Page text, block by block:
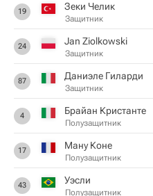
19 Зеки Челик
Защитник
24 Jan Ziolkowski
Защитник
87 Даниэле Гиларди
Защитник
4 Брайан Кристанте
Полузащитник
17 Ману Коне
Полузащитник
43 Уэсли
Полузащитник